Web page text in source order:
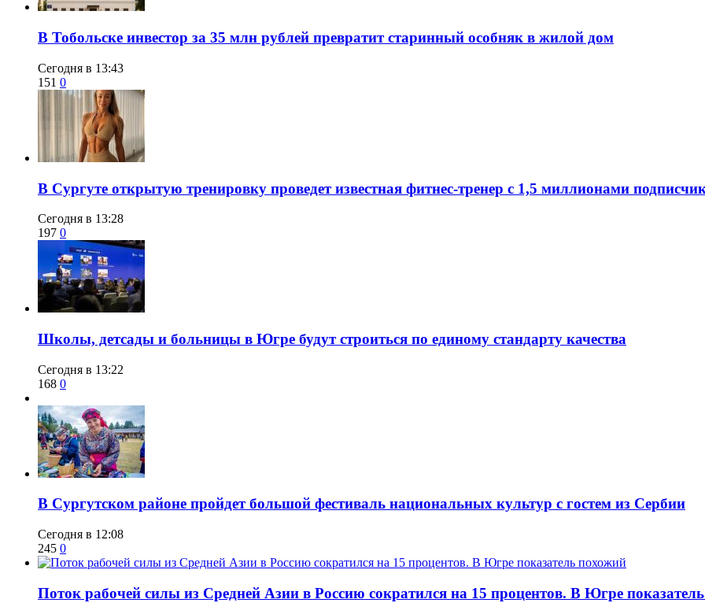
В Тобольске инвестор за 35 млн рублей превратит старинный особняк в жилой дом
Сегодня в 13:43
151 0
В Сургуте открытую тренировку проведет известная фитнес-тренер с 1,5 миллионами
Сегодня в 13:28
197 0
Школы, детсады и больницы в Югре будут строиться по единому стандарту качества
Сегодня в 13:22
168 0
В Сургутском районе пройдет большой фестиваль национальных культур с гостем из Сербии
Сегодня в 12:08
245 0
Поток рабочей силы из Средней Азии в Россию сократился на 15 процентов. В Югре